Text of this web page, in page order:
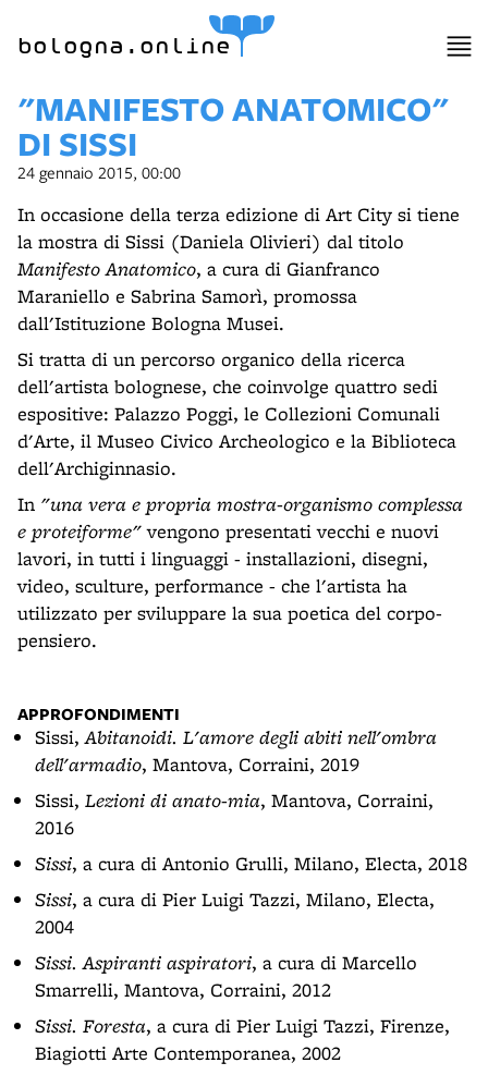
bologna.online
"MANIFESTO ANATOMICO"
DI SISSI
24 gennaio 2015, 00:00
In occasione della terza edizione di Art City si tiene
la mostra di Sissi (Daniela Olivieri) dal titolo
Manifesto Anatomico, a cura di Gianfranco
Maraniello e Sabrina Samorì, promossa
dall'Istituzione Bologna Musei.
Si tratta di un percorso organico della ricerca
dell'artista bolognese, che coinvolge quattro sedi
espositive: Palazzo Poggi, le Collezioni Comunali
d'Arte, il Museo Civico Archeologico e la Biblioteca
dell'Archiginnasio.
In "una vera e propria mostra-organismo complessa
e proteiforme"vengono presentati vecchi e nuovi
lavori, in tutti i linguaggi - installazioni, disegni,
video, sculture, performance - che l'artista ha
utilizzato per sviluppare la sua poetica del corpo-
pensiero.
APPROFONDIMENTI
Sissi,Abitanoidi. L'amore degli abiti nell'ombra
dell'armadio, Mantova, Corraini, 2019
Sissi, Lezioni di anato-mia, Mantova, Corraini,
2016
Sissi, a cura di Antonio Grulli, Milano, Electa, 2018
Sissi, a cura di Pier Luigi Tazzi, Milano, Electa,
2004
Sissi. Aspiranti aspiratori, a cura di Marcello
Smarrelli, Mantova, Corraini, 2012
Sissi. Foresta, a cura di Pier Luigi Tazzi, Firenze,
Biagiotti Arte Contemporanea, 2002